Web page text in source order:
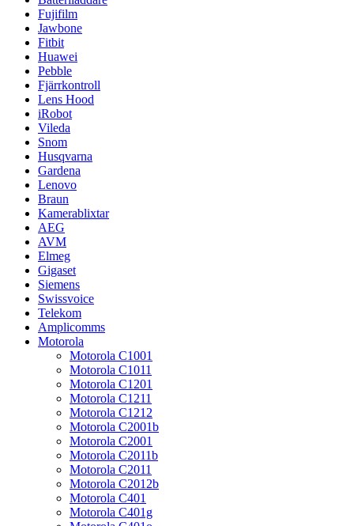
Fujifilm
Jawbone
Fitbit
Huawei
Pebble
Fjärrkontroll
Lens Hood
iRobot
Vileda
Snom
Husqvarna
Gardena
Lenovo
Braun
Kamerablixtar
AEG
AVM
Elmeg
Gigaset
Siemens
Swissvoice
Telekom
Amplicomms
Motorola
Motorola C1001
Motorola C1011
Motorola C1201
Motorola C1211
Motorola C1212
Motorola C2001b
Motorola C2001
Motorola C2011b
Motorola C2011
Motorola C2012b
Motorola C401
Motorola C401g